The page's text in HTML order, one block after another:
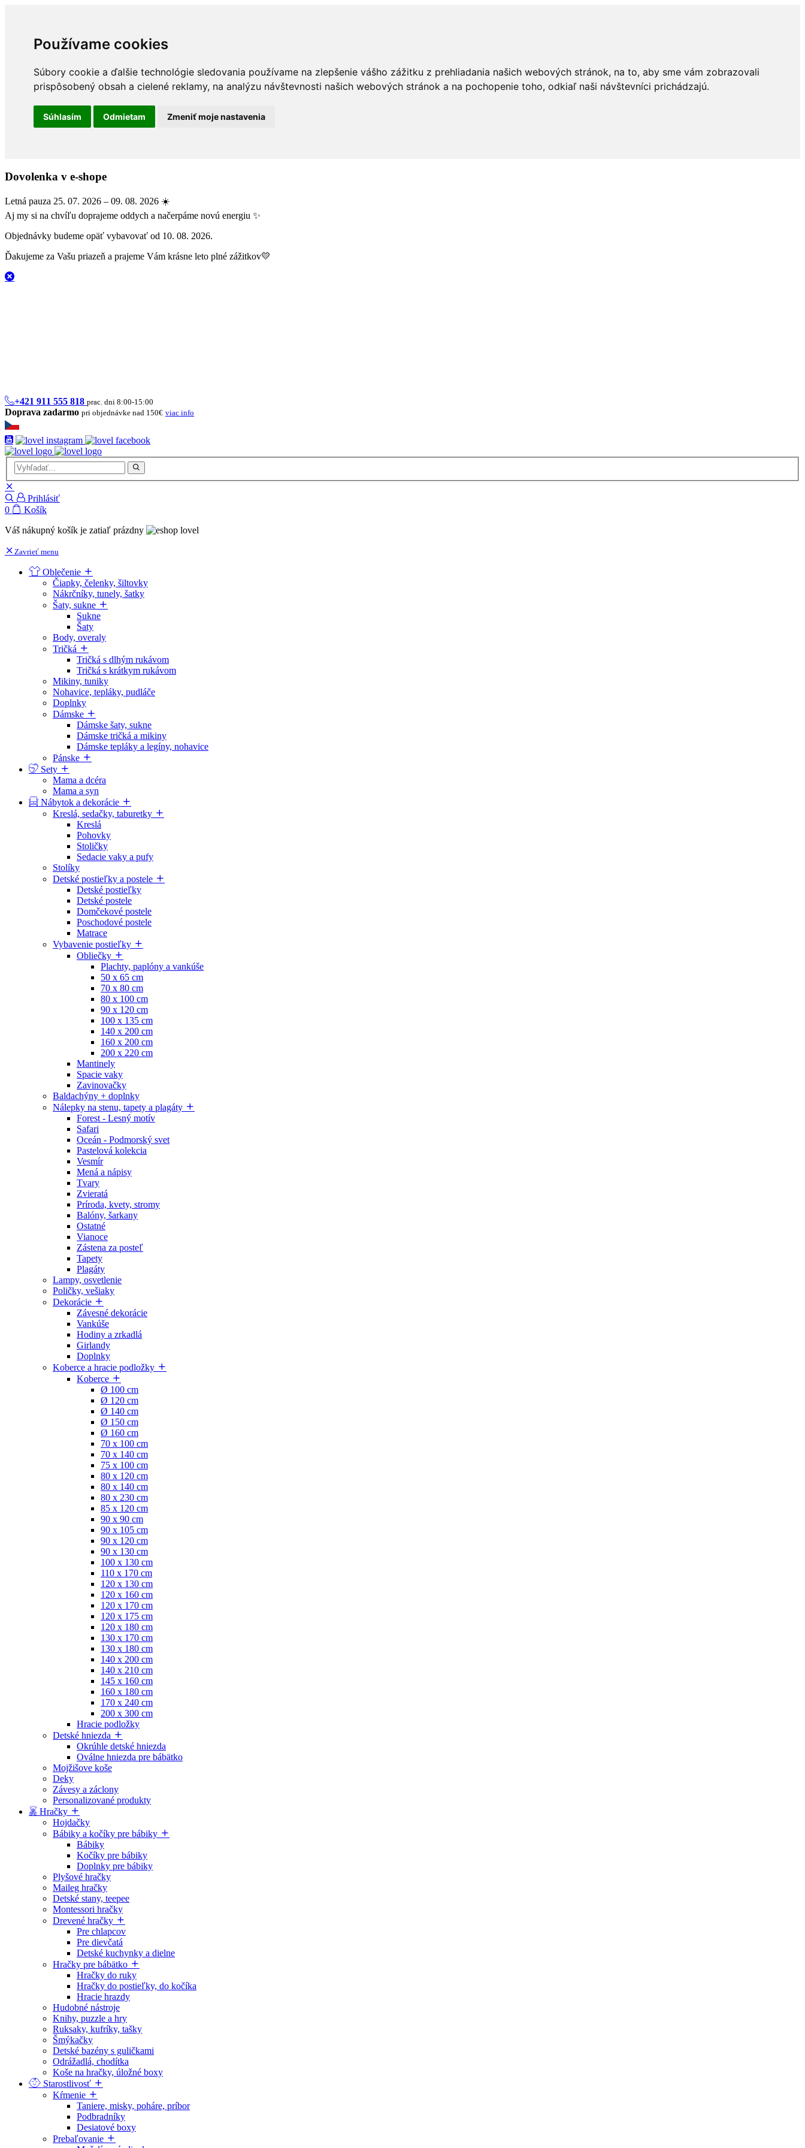
Používame cookies
Súbory cookie a ďalšie technológie sledovania používame na zlepšenie vášho zážitku z prehliadania našich webových stránok, na to, aby sme vám zobrazovali
prispôsobený obsah a cielené reklamy, na analýzu návštevnosti našich webových stránok a na pochopenie toho, odkiaľ naši návštevníci prichádzajú.
Súhlasím Odmietam Zmeniť moje nastavenia
Dovolenka v e-shope
Letná pauza 25. 07. 2026 – 09. 08. 2026 ☀️
Aj my si na chvíľu doprajeme oddych a načerpáme novú energiu ✨
Objednávky budeme opäť vybavovať od 10. 08. 2026.
Ďakujeme za Vašu priazeň a prajeme Vám krásne leto plné zážitkov💛
+421 911 555 818 prac. dni 8:00-15:00
Doprava zadarmo pri objednávke nad 150€ viac info
Prihlásiť
0
Košík
Váš nákupný košík je zatiaľ prázdny
Zavrieť menu
Oblečenie
Čiapky, čelenky, šiltovky
Nákrčníky, tunely, šatky
Šaty, sukne
Sukne
Šaty
Body, overaly
Tričká
Tričká s dlhým rukávom
Tričká s krátkym rukávom
Mikiny, tuniky
Nohavice, tepláky, pudláče
Doplnky
Dámske
Dámske šaty, sukne
Dámske tričká a mikiny
Dámske tepláky a legíny, nohavice
Pánske
Sety
Mama a dcéra
Mama a syn
Nábytok a dekorácie
Kreslá, sedačky, taburetky
Kreslá
Pohovky
Stoličky
Sedacie vaky a pufy
Stolíky
Detské postieľky a postele
Detské postieľky
Detské postele
Domčekové postele
Poschodové postele
Matrace
Vybavenie postieľky
Obliečky
Plachty, paplóny a vankúše
50 x 65 cm
70 x 80 cm
80 x 100 cm
90 x 120 cm
100 x 135 cm
140 x 200 cm
160 x 200 cm
200 x 220 cm
Mantinely
Spacie vaky
Zavinovačky
Baldachýny + doplnky
Nálepky na stenu, tapety a plagáty
Forest - Lesný motív
Safari
Oceán - Podmorský svet
Pastelová kolekcia
Vesmír
Mená a nápisy
Tvary
Zvieratá
Príroda, kvety, stromy
Balóny, šarkany
Ostatné
Vianoce
Zástena za posteľ
Tapety
Plagáty
Lampy, osvetlenie
Poličky, vešiaky
Dekorácie
Závesné dekorácie
Vankúše
Hodiny a zrkadlá
Girlandy
Doplnky
Koberce a hracie podložky
Koberce
Ø 100 cm
Ø 120 cm
Ø 140 cm
Ø 150 cm
Ø 160 cm
70 x 100 cm
70 x 140 cm
75 x 100 cm
80 x 120 cm
80 x 140 cm
80 x 230 cm
85 x 120 cm
90 x 90 cm
90 x 105 cm
90 x 120 cm
90 x 130 cm
100 x 130 cm
110 x 170 cm
120 x 130 cm
120 x 160 cm
120 x 170 cm
120 x 175 cm
120 x 180 cm
130 x 170 cm
130 x 180 cm
140 x 200 cm
140 x 210 cm
145 x 160 cm
160 x 180 cm
170 x 240 cm
200 x 300 cm
Hracie podložky
Detské hniezda
Okrúhle detské hniezda
Oválne hniezda pre bábätko
Mojžišove koše
Deky
Závesy a záclony
Personalizované produkty
Hračky
Hojdačky
Bábiky a kočíky pre bábiky
Bábiky
Kočíky pre bábiky
Doplnky pre bábiky
Plyšové hračky
Maileg hračky
Detské stany, teepee
Montessori hračky
Drevené hračky
Pre chlapcov
Pre dievčatá
Detské kuchynky a dielne
Hračky pre bábätko
Hračky do ruky
Hračky do postieľky, do kočíka
Hracie hrazdy
Hudobné nástroje
Knihy, puzzle a hry
Ruksaky, kufríky, tašky
Šmýkačky
Detské bazény s guličkami
Odrážadlá, chodítka
Koše na hračky, úložné boxy
Starostlivosť
Kŕmenie
Taniere, misky, poháre, príbor
Podbradníky
Desiatové boxy
Prebaľovanie